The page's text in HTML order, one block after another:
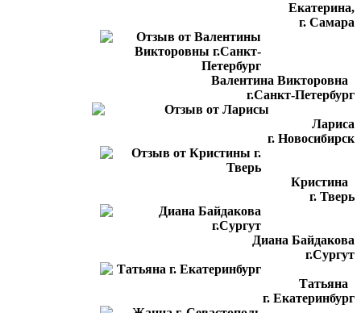
Екатерина,
г. Самара
Валентина Викторовна
г.Санкт-Петербург
Лариса
г. Новосибирск
Кристина
г. Тверь
Диана Байдакова
г.Сургут
Татьяна
г. Екатеринбург